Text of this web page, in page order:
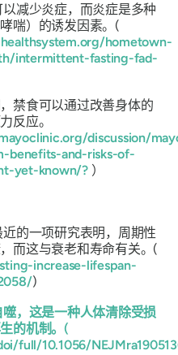
减少炎症，而炎症是多种
喘）的诱发因素。(
hometown-
intermittent-fasting-fad-
禁食可以通过改善身体的
反应。
discussion/
benefits-and-risks-of-
yet-known/?）
的一项研究表明，周期性
而这与衰老和寿命有关。(
increase-lifespan-
)
，这是一种人体清除受损
的机制。(
full/10.1056/